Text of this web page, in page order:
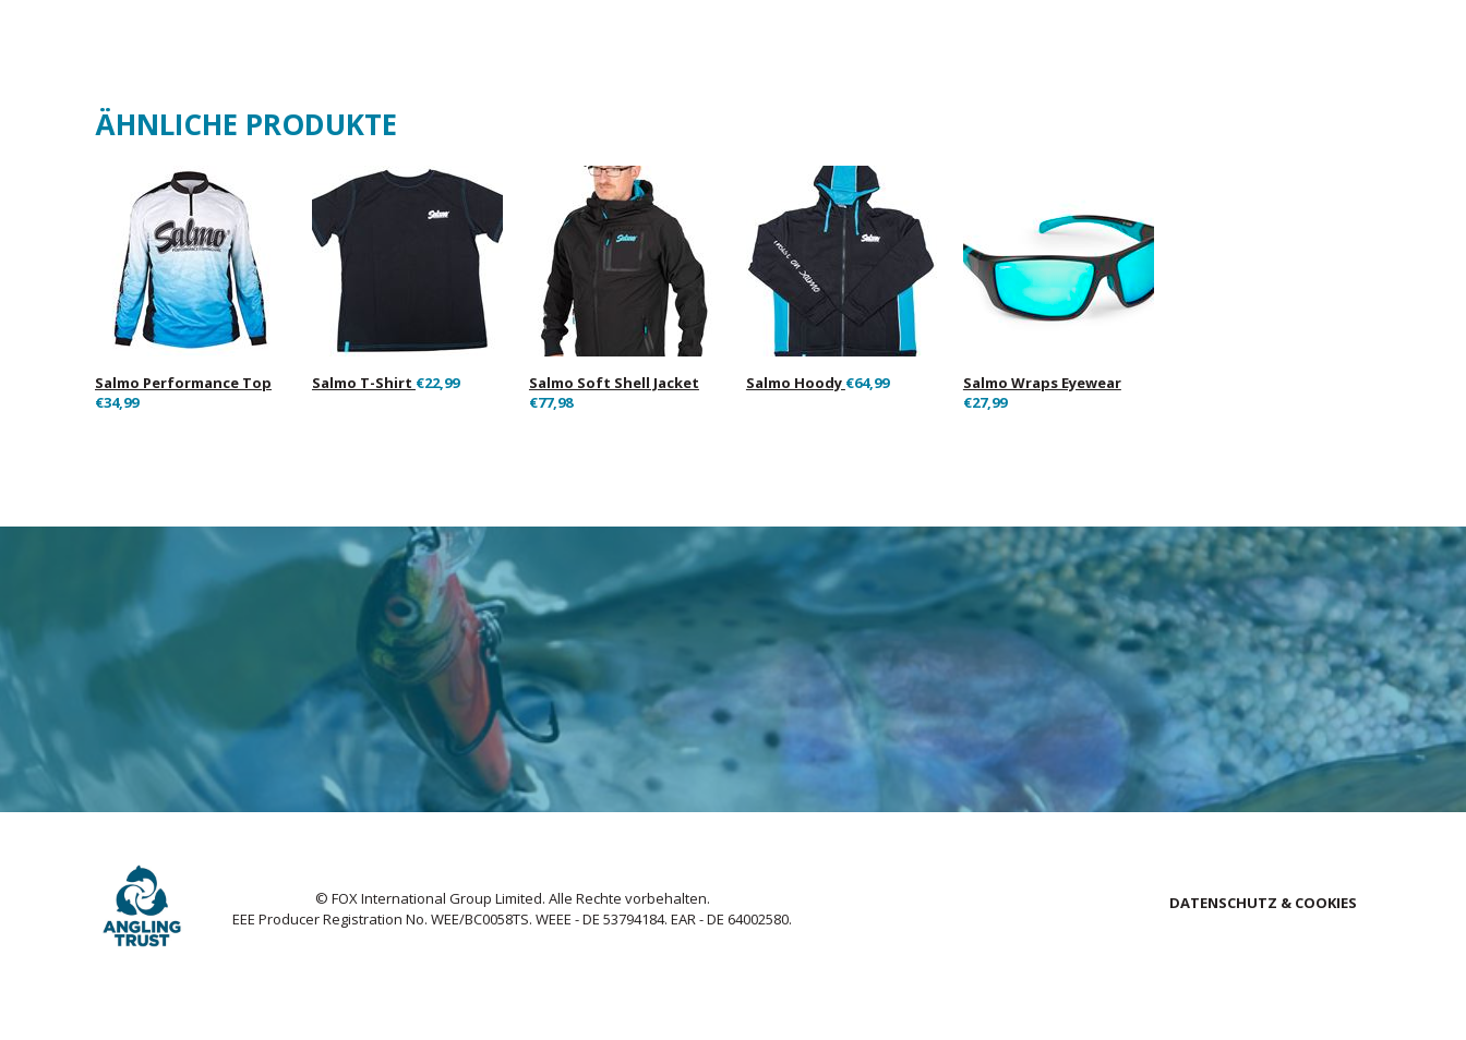
ÄHNLICHE PRODUKTE
Salmo Performance Top
€34,99
Salmo T-Shirt €22,99
Salmo Soft Shell Jacket
€77,98
Salmo Hoody €64,99
Salmo Wraps Eyewear
€27,99
© FOX International Group Limited. Alle Rechte vorbehalten.
EEE Producer Registration No. WEE/BC0058TS. WEEE - DE 53794184. EAR - DE 64002580.
DATENSCHUTZ & COOKIES